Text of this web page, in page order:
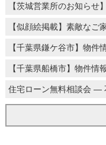
【茨城営業所のお知らせ】
【似顔絵掲載】素敵なご
【千葉県鎌ケ谷市】物件
【千葉県船橋市】物件情
住宅ローン無料相談会 ―